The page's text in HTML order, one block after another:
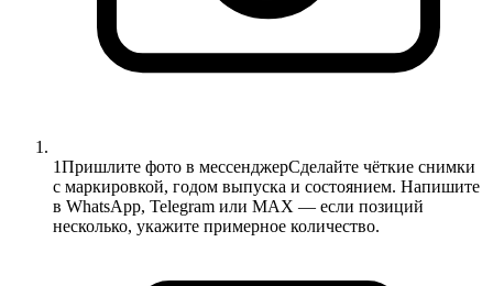
1Пришлите фото в мессенджерСделайте чёткие снимки
с маркировкой, годом выпуска и состоянием. Напишите
в WhatsApp, Telegram или MAX — если позиций
несколько, укажите примерное количество.